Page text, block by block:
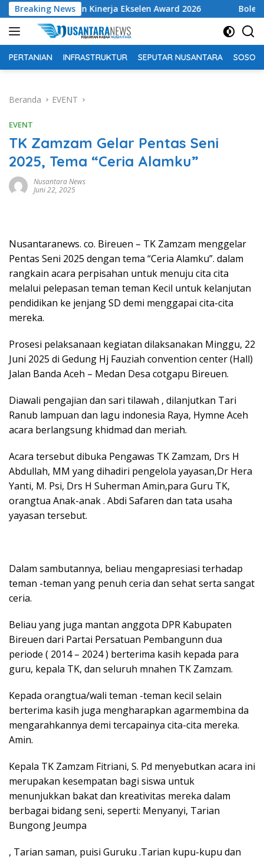
Langsung
ke
konten
Breaking News
Kinerja Ekselen Award 2026 Bolehkah
PERTANIAN INFRASTRUKTUR SEPUTAR NUSANTARA SOSOK
Beranda EVENT
EVENT
TK Zamzam Gelar Pentas Seni
2025, Tema “Ceria Alamku”
Nusantara News
Juni 22, 2025
Nusantaranews. co. Bireuen – TK Zamzam menggelar
Pentas Seni 2025 dengan tema “Ceria Alamku”. dalam
rangkain acara perpisahan untuk menuju cita cita
melalui pelepasan teman teman Kecil untuk kelanjutan
pendidikan ke jenjang SD demi menggapai cita-cita
mereka.
Prosesi pelaksanaan kegiatan dilaksanakan Minggu, 22
Juni 2025 di Gedung Hj Fauziah convention center (Hall)
Jalan Banda Aceh – Medan Desa cotgapu Bireuen.
Diawali pengajian dan sari tilawah , dilanjutkan Tari
Ranub lampuan dan lagu indonesia Raya, Hymne Aceh
acara berlangsung khidmad dan meriah.
Acara tersebut dibuka Pengawas TK Zamzam, Drs H
Abdullah, MM yang dihadiri pengelola yayasan,Dr Hera
Yanti, M. Psi, Drs H Suherman Amin,para Guru TK,
orangtua Anak-anak . Abdi Safaren dan tata usaha
yayasan tersebut.
Dalam sambutannya, beliau mengapresiasi terhadap
teman -teman yang penuh ceria dan sehat serta sangat
ceria.
Beliau yang juga mantan anggota DPR Kabupaten
Bireuen dari Partai Persatuan Pembangunn dua
periode ( 2014 – 2024 ) berterima kasih kepada para
guru, kepala TK, dan seluruh mnahen TK Zamzam.
Kepada orangtua/wali teman -teman kecil selain
berterima kasih juga mengharapkan agarmembina da
mengarahkannya demi tercapainya cita-cita mereka.
Amin.
Kepala TK Zamzam Fitriani, S. Pd menyebutkan acara ini
merupakan kesempatan bagi siswa untuk
menunjukkan bakat dan kreativitas mereka dalam
berbagai bidang seni, seperti: Menyanyi, Tarian
Bungong Jeumpa
, Tarian saman, puisi Guruku .Tarian kupu-kupu dan